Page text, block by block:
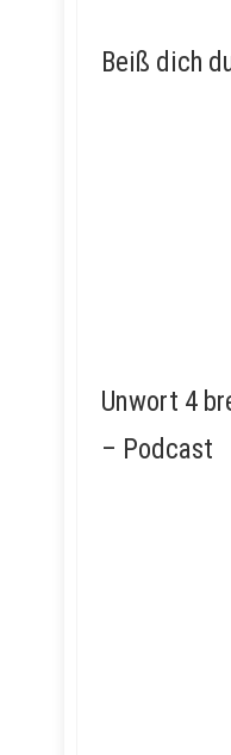
Beiß dich
Unwort 4
– Podcast